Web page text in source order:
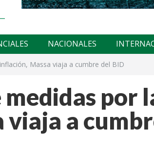
NACIONALES
Massa viaja a cumbre del BID
por
a